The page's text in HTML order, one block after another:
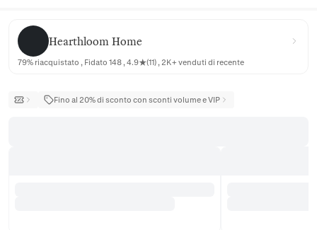
Hearthloom Home
Hearthloom Home
79% riacquistato , Fidato 148 , 4.9★(11) , 2K+ venduti di recente
Fino al 20% di sconto con sconti volume e VIP